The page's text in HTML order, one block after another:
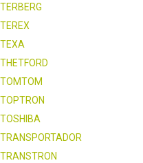
TERBERG
TEREX
TEXA
THETFORD
TOMTOM
TOPTRON
TOSHIBA
TRANSPORTADOR
TRANSTRON